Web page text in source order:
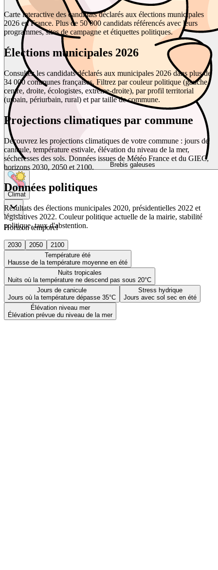
Brebis galeuses
Climat
Horizon temporel
2030 2050
2100
Température été
Hausse de la température moyenne en été
Nuits tropicales
Nuits où la température ne descend pas sous 20°C
Jours de canicule
Jours où la température dépasse 35°C
Stress hydrique
Jours avec sol sec en été
Élévation niveau mer
Élévation prévue du niveau de la mer
Carte interactive des candidats déclarés aux élections municipales
2026 en France. Plus de 50 000 candidats référencés avec leurs
programmes, sites de campagne et étiquettes politiques.
Élections municipales 2026
Consultez les candidats déclarés aux municipales 2026 dans plus de
34 000 communes françaises. Filtrez par couleur politique (gauche,
centre, droite, écologistes, extrême-droite), par profil territorial
(urbain, périurbain, rural) et par taille de commune.
Projections climatiques par commune
Découvrez les projections climatiques de votre commune : jours de
canicule, température estivale, élévation du niveau de la mer,
sécheresses des sols. Données issues de Météo France et du GIEC,
horizons 2030, 2050 et 2100.
Données politiques
Résultats des élections municipales 2020, présidentielles 2022 et
législatives 2022. Couleur politique actuelle de la mairie, stabilité
politique, taux d'abstention.